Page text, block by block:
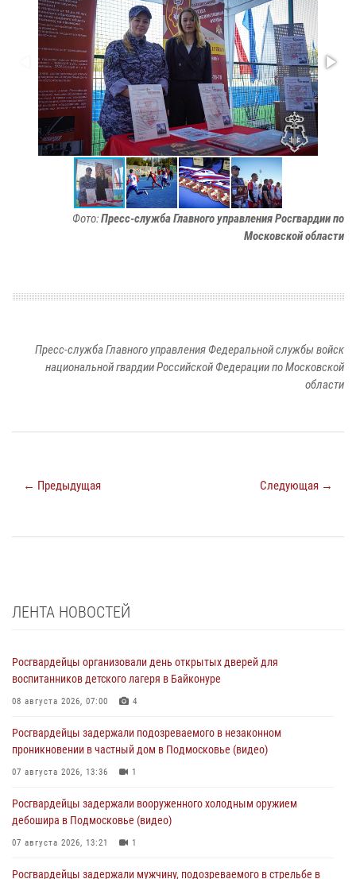
Фото:Пресс-служба Главного управления Росгвардии по
Московской области
Пресс-служба Главного управления Федеральной службы войск
национальной гвардии Российской Федерации по Московской
области
← Предыдущая Следующая →
ЛЕНТА НОВОСТЕЙ
Росгвардейцы организовали день открытых дверей для
воспитанников детского лагеря в Байконуре
08 августа 2026, 07:00 4
Росгвардейцы задержали подозреваемого в незаконном
проникновении в частный дом в Подмосковье (видео)
07 августа 2026, 13:36 1
Росгвардейцы задержали вооруженного холодным оружием
дебошира в Подмосковье (видео)
07 августа 2026, 13:21 1
Росгвардейцы задержали мужчину, подозреваемого в стрельбе в